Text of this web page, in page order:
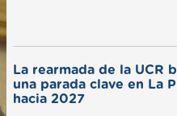
La rearmada de la UCR
una parada clave en La
hacia 2027